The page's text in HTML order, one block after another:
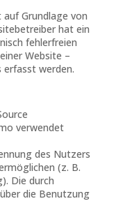
Grundlage von
hat ein
fehlerfreien
Website –
erfasst werden.
verwendet
des Nutzers
(z. B.
Die durch
die Benutzung